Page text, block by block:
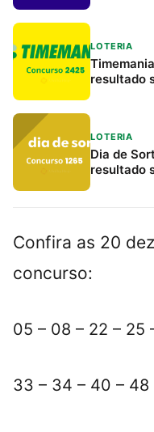
LOTERIA
resultado
LOTERIA
Dia de
resultado
Confira as 20
concurso:
05 – 08 – 22 – 25
33 – 34 – 40 – 48